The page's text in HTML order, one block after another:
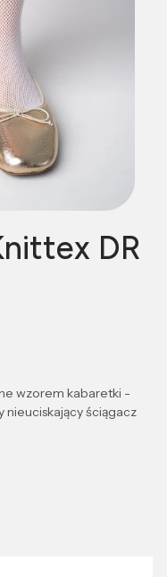
DR
wzorem kabaretki -
nieuciskający ściągacz